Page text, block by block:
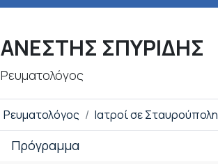
ΑΝΕΣΤΗΣ ΣΠΥΡΙΔΗΣ
Ρευματολόγος
Ρευματολόγος Ιατροί σε Σταυρούπολη
Πρόγραμμα